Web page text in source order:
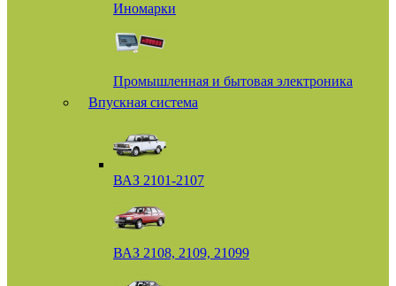
Иномарки
Промышленная и бытовая электроника
Впускная система
ВАЗ 2101-2107
ВАЗ 2108, 2109, 21099